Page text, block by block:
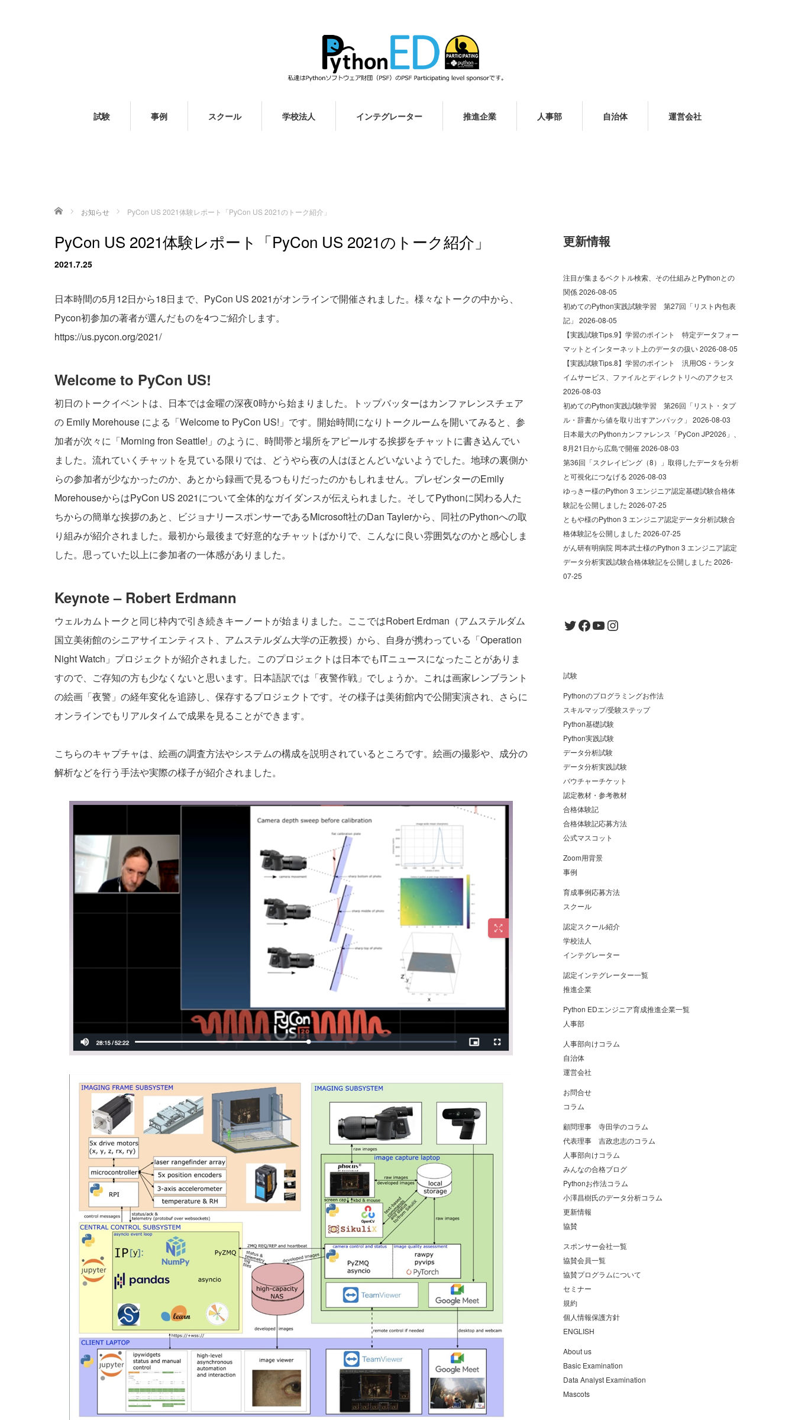
試験 事例 スクール 学校法人 インテグレーター 推進企業 人事部 自治体 運営会社
ホーム お知らせ PyCon US 2021体験レポート「PyCon US 2021のトーク紹介」
PyCon US 2021体験レポート「PyCon US 2021のトーク紹介」
2021.7.25
日本時間の5月12日から18日まで、PyCon US 2021がオンラインで開催されました。様々なトークの中から、
Pycon初参加の著者が選んだものを4つご紹介します。
https://us.pycon.org/2021/
Welcome to PyCon US!
初日のトークイベントは、日本では金曜の深夜0時から始まりました。トップバッターはカンファレンスチェア
の Emily Morehouse による「Welcome to PyCon US!」です。開始時間になりトークルームを開いてみると、参
加者が次々に「Morning fron Seattle!」のように、時間帯と場所をアピールする挨拶をチャットに書き込んでい
ました。流れていくチャットを見ている限りでは、どうやら夜の人はほとんどいないようでした。地球の裏側か
らの参加者が少なかったのか、あとから録画で見るつもりだったのかもしれません。プレゼンターのEmily
MorehouseからはPyCon US 2021について全体的なガイダンスが伝えられました。そしてPythonに関わる人た
ちからの簡単な挨拶のあと、ビジョナリースポンサーであるMicrosoft社のDan Taylerから、同社のPythonへの取
り組みが紹介されました。最初から最後まで好意的なチャットばかりで、こんなに良い雰囲気なのかと感心しま
した。思っていた以上に参加者の一体感がありました。
Keynote – Robert Erdmann
ウェルカムトークと同じ枠内で引き続きキーノートが始まりました。ここではRobert Erdman（アムステルダム
国立美術館のシニアサイエンティスト、アムステルダム大学の正教授）から、自身が携わっている「Operation
Night Watch 」プロジェクトが紹介されました。このプロジェクトは日本でもITニュースになったことがありま
すので、ご存知の方も少なくないと思います。日本語訳では「夜警作戦」でしょうか。これは画家レンブラント
の絵画「夜警」の経年変化を追跡し、保存するプロジェクトです。その様子は美術館内で公開実演され、さらに
オンラインでもリアルタイムで成果を見ることができます。
こちらのキャプチャは、絵画の調査方法やシステムの構成を説明されているところです。絵画の撮影や、成分の
解析などを行う手法や実際の様子が紹介されました。
更新情報
注目が集まるベクトル検索、その仕組みとPythonとの
関係2026-08-05
初めてのPython実践試験学習 第27回「リスト内包表
記」 2026-08-05
【実践試験Tips.9】学習のポイント 特定データフォー
マットとインターネット上のデータの扱い2026-08-05
【実践試験Tips.8】学習のポイント 汎用OS・ランタ
イムサービス、ファイルとディレクトリへのアクセス
2026-08-03
初めてのPython実践試験学習 第26回「リスト・タプ
ル・辞書から値を取り出すアンパック」 2026-08-03
日本最大のPythonカンファレンス「PyCon JP2026」、
8月21日から広島で開催2026-08-03
第36回「スクレイピング（8）」取得したデータを分析
と可視化につなげる 2026-08-03
ゆっきー様のPython 3 エンジニア認定基礎試験合格体
験記を公開しました 2026-07-25
ともや様のPython 3 エンジニア認定データ分析試験合
格体験記を公開しました 2026-07-25
がん研有明病院 岡本武士様のPython 3 エンジニア認定
データ分析実践試験合格体験記を公開しました 2026-
07-25
Twitter
Facebook
YouTube
Instagram
試験
Pythonのプログラミングお作法
スキルマップ/受験ステップ
Python基礎試験
Python実践試験
データ分析試験
データ分析実践試験
バウチャーチケット
認定教材・参考教材
合格体験記
合格体験記応募方法
公式マスコット
Zoom用背景
事例
育成事例応募方法
スクール
認定スクール紹介
学校法人
インテグレーター
認定インテグレーター一覧
推進企業
Python EDエンジニア育成推進企業一覧
人事部
人事部向けコラム
自治体
運営会社
お問合せ
コラム
顧問理事 寺田学のコラム
代表理事 吉政忠志のコラム
人事部向けコラム
みんなの合格ブログ
Pythonお作法コラム
小澤昌樹氏のデータ分析コラム
更新情報
協賛
スポンサー会社一覧
協賛会員一覧
協賛プログラムについて
セミナー
規約
個人情報保護方針
ENGLISH
About us
Basic Examination
Data Analyst Examination
Mascots